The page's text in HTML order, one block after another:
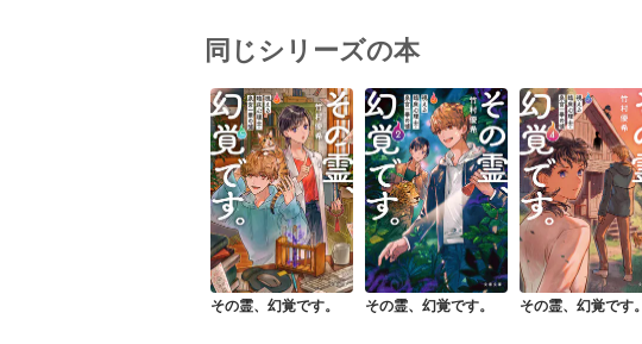
同じシリーズの本
その霊、幻覚です。 その霊、幻覚です。 その霊、幻覚です。